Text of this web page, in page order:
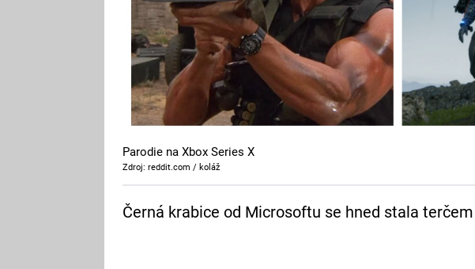
Parodie na Xbox Series X
Zdroj: reddit.com / koláž
Černá krabice od Microsoftu se hned stala